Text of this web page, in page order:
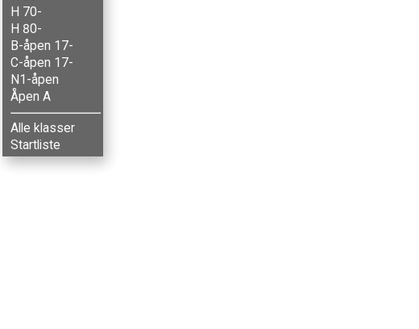
H 70-
H 80-
B-åpen 17-
C-åpen 17-
N1-åpen
Åpen A
Alle klasser
Startliste